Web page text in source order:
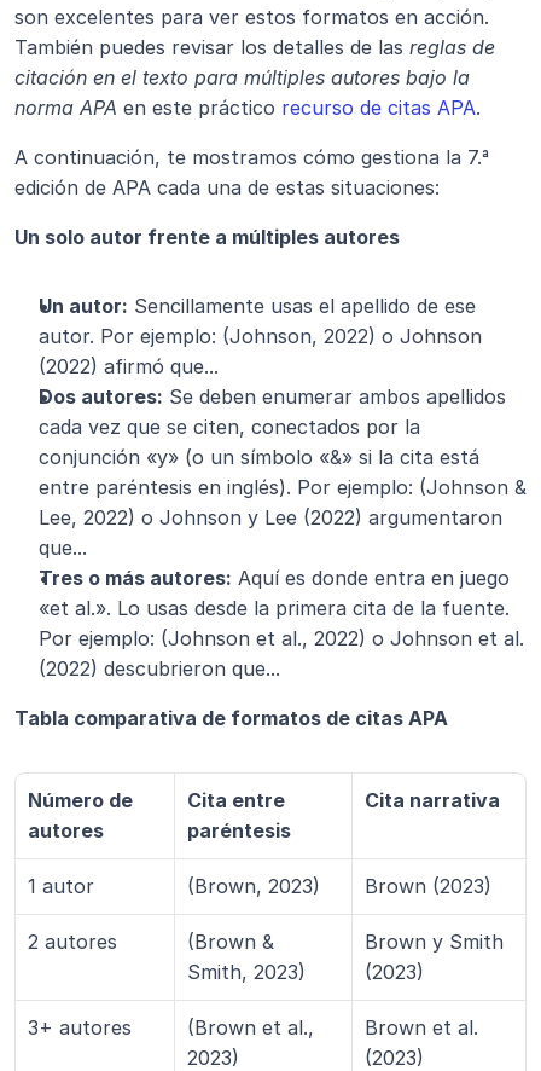
son excelentes para ver estos formatos en acción.
También puedes revisar los detalles de las reglas de
citación en el texto para múltiples autores bajo la
norma APA en este práctico recurso de citas APA.
A continuación, te mostramos cómo gestiona la 7.ª
edición de APA cada una de estas situaciones:
Un solo autor frente a múltiples autores
Un autor: Sencillamente usas el apellido de ese
autor. Por ejemplo: (Johnson, 2022) o Johnson
(2022) afirmó que...
Dos autores: Se deben enumerar ambos apellidos
cada vez que se citen, conectados por la
conjunción «y» (o un símbolo «&» si la cita está
entre paréntesis en inglés). Por ejemplo: (Johnson &
Lee, 2022) o Johnson y Lee (2022) argumentaron
que...
Tres o más autores: Aquí es donde entra en juego
«et al.». Lo usas desde la primera cita de la fuente.
Por ejemplo: (Johnson et al., 2022) o Johnson et al.
(2022) descubrieron que...
Tabla comparativa de formatos de citas APA
Número de
autores
Cita entre
paréntesis
Cita narrativa
1 autor (Brown, 2023) Brown (2023)
2 autores
(Brown &
Smith, 2023)
Brown y Smith
(2023)
3+ autores
(Brown et al.,
2023)
Brown et al.
(2023)